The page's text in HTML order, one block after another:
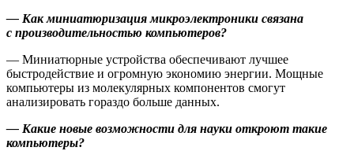
— Как миниатюризация микроэлектроники связана
с производительностью компьютеров?
— Миниатюрные устройства обеспечивают лучшее
быстродействие и огромную экономию энергии. Мощные
компьютеры из молекулярных компонентов смогут
анализировать гораздо больше данных.
— Какие новые возможности для науки откроют такие
компьютеры?